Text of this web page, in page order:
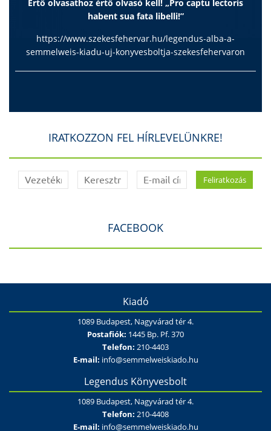
Értő olvasathoz értő olvasó kell! „Pro captu lectoris
habent sua fata libelli!”
https://www.szekesfehervar.hu/legendus-alba-a-
semmelweis-kiadu-uj-konyvesboltja-szekesfehervaron
IRATKOZZON FEL HÍRLEVELÜNKRE!
FACEBOOK
Kiadó
1089 Budapest, Nagyvárad tér 4.
Postafiók: 1445 Bp. Pf. 370
Telefon: 210-4403
E-mail: info@semmelweiskiado.hu
Legendus Könyvesbolt
1089 Budapest, Nagyvárad tér 4.
Telefon: 210-4408
E-mail: info@semmelweiskiado.hu